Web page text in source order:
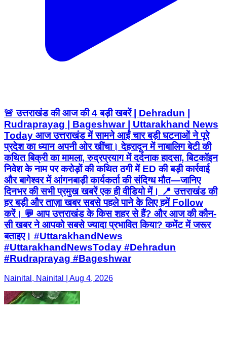
🚨 उत्तराखंड की आज की 4 बड़ी खबरें | Dehradun |
Rudraprayag | Bageshwar | Uttarakhand News
Today आज उत्तराखंड में सामने आईं चार बड़ी घटनाओं ने पूरे
प्रदेश का ध्यान अपनी ओर खींचा। देहरादून में नाबालिग बेटी की
कथित बिक्री का मामला, रुद्रप्रयाग में दर्दनाक हादसा, बिटकॉइन
निवेश के नाम पर करोड़ों की कथित ठगी में ED की बड़ी कार्रवाई
और बागेश्वर में आंगनबाड़ी कार्यकर्ता की संदिग्ध मौत—जानिए
दिनभर की सभी प्रमुख खबरें एक ही वीडियो में। 📍 उत्तराखंड की
हर बड़ी और ताज़ा खबर सबसे पहले पाने के लिए हमें Follow
करें। 💬 आप उत्तराखंड के किस शहर से हैं? और आज की कौन-
सी खबर ने आपको सबसे ज्यादा प्रभावित किया? कमेंट में जरूर
बताइए। #UttarakhandNews
#UttarakhandNewsToday #Dehradun
#Rudraprayag #Bageshwar
Nainital, Nainital | Aug 4, 2026